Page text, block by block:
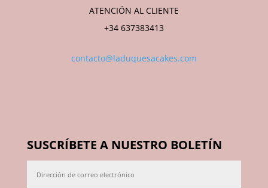
ATENCIÓN AL CLIENTE
+34 637383413
contacto@laduquesacakes.com
SUSCRÍBETE A NUESTRO BOLETÍN